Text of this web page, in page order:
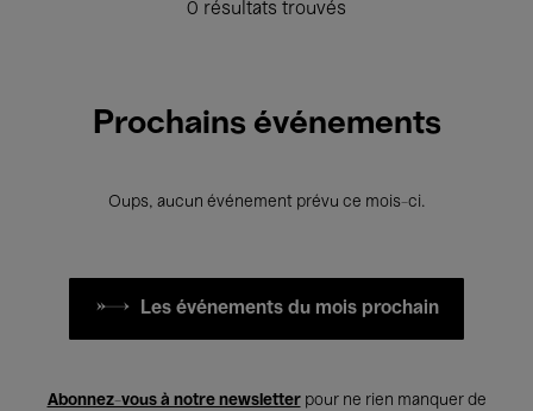
0 résultats trouvés
Prochains événements
Oups, aucun événement prévu ce mois-ci.
Les événements du mois prochain
Abonnez-vous à notre newsletterpour ne rien manquer de